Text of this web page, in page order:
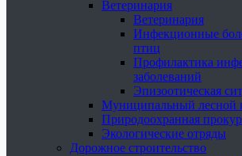
Ветеринария
Ветеринария
Инфекционные
птиц
Профилактика
заболеваний
Эпизоотическая
Муниципальный лесной
Природоохранная
Экологические отряды
Дорожное строительство